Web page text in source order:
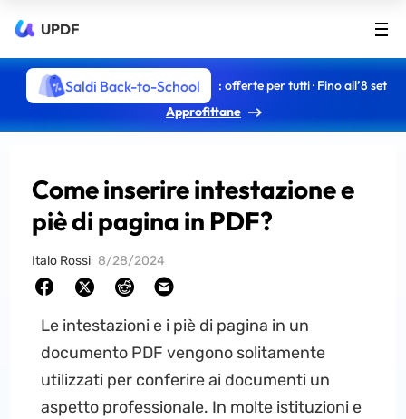
UPDF
Saldi Back-to-School
: offerte per tutti · Fino all’8 set
Approfittane
Come inserire intestazione e
piè di pagina in PDF?
Italo Rossi 8/28/2024
Le intestazioni e i piè di pagina in un
documento PDF vengono solitamente
utilizzati per conferire ai documenti un
aspetto professionale. In molte istituzioni e